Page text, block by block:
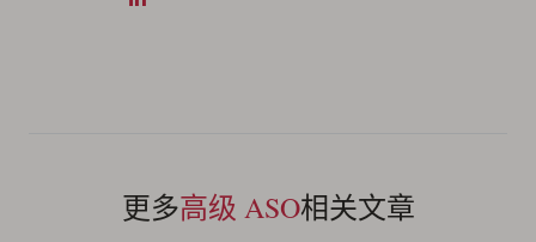
更多高级 ASO相关文章